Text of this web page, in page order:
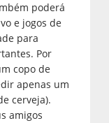
poderá
e jogos de
para
Por
copo de
apenas um
cerveja).
amigos